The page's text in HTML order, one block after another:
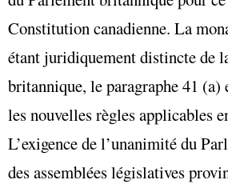
Constitution canadienne. La
étant juridiquement distincte de
britannique, le paragraphe 41 (a)
les nouvelles règles applicables
L’exigence de l’unanimité du
des assemblées législatives